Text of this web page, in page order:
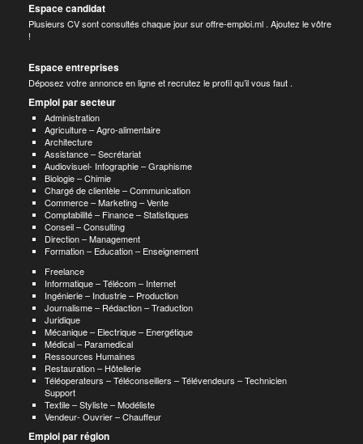
Espace candidat
Plusieurs CV sont consultés chaque jour sur offre-emploi.ml . Ajoutez le vôtre
!
Espace entreprises
Déposez votre annonce en ligne et recrutez le profil qu’il vous faut .
Emploi par secteur
Administration
Agriculture – Agro-alimentaire
Architecture
Assistance – Secrétariat
Audiovisuel- Infographie – Graphisme
Biologie – Chimie
Chargé de clientèle – Communication
Commerce – Marketing – Vente
Comptabilité – Finance – Statistiques
Conseil – Consulting
Direction – Management
Formation – Education – Enseignement
Freelance
Informatique – Télécom – Internet
Ingénierie – Industrie – Production
Journalisme – Rédaction – Traduction
Juridique
Mécanique – Electrique – Energétique
Médical – Paramedical
Ressources Humaines
Restauration – Hôtellerie
Téléoperateurs – Téléconseillers – Télévendeurs – Technicien
Support
Textile – Styliste – Modéliste
Vendeur- Ouvrier – Chauffeur
Emploi par région